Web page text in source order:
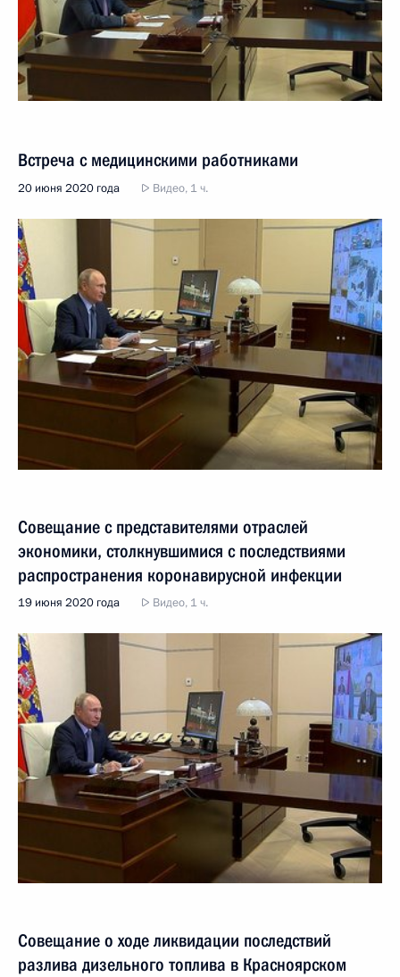
Встреча с медицинскими работниками
20 июня 2020 года Видео, 1 ч.
Совещание с представителями отраслей
экономики, столкнувшимися с последствиями
распространения коронавирусной инфекции
19 июня 2020 года Видео, 1 ч.
Совещание о ходе ликвидации последствий
разлива дизельного топлива в Красноярском